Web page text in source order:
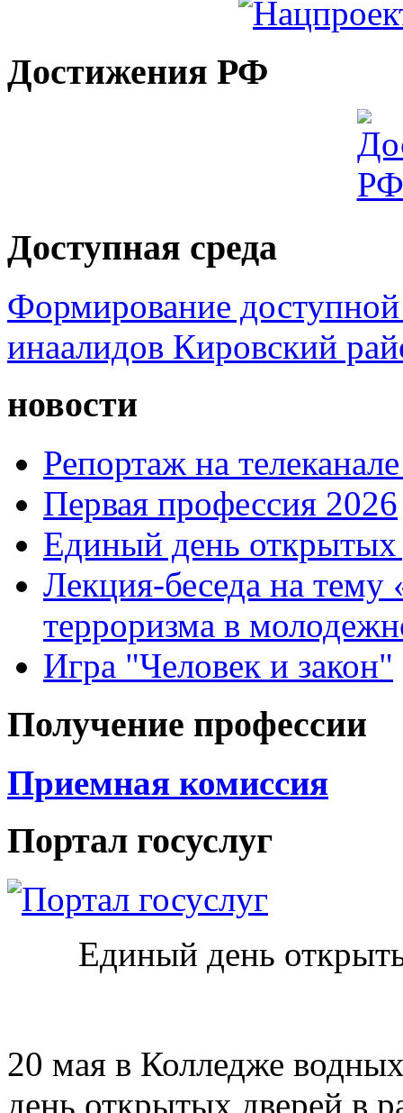
Достижения РФ
Доступная среда
Формирование доступной
инаалидов Кировский
новости
Репортаж на
Первая профессия 2026
Единый день открытых
Лекция-беседа на тему
терроризма в
Игра "Человек и закон"
Получение профессии
Приемная комиссия
Портал госуслуг
Единый день
20 мая в Колледже
день открытых дверей в